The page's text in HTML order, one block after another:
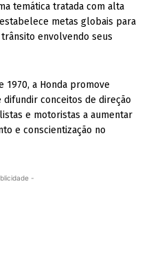
temática tratada com alta
metas globais para
envolvendo seus
1970, a Honda promove
conceitos de direção
e motoristas a aumentar
e conscientização no
-